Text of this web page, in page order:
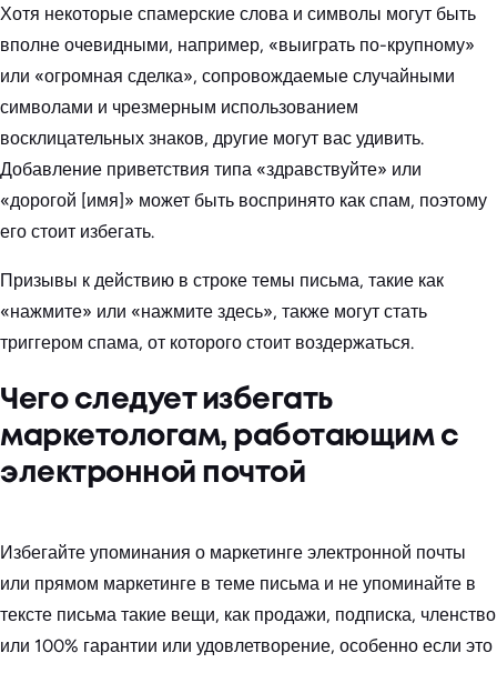
Хотя некоторые спамерские слова и символы могут быть
вполне очевидными, например, «выиграть по-крупному»
или «огромная сделка», сопровождаемые случайными
символами и чрезмерным использованием
восклицательных знаков, другие могут вас удивить.
Добавление приветствия типа «здравствуйте» или
«дорогой [имя]» может быть воспринято как спам, поэтому
его стоит избегать.
Призывы к действию в строке темы письма, такие как
«нажмите» или «нажмите здесь», также могут стать
триггером спама, от которого стоит воздержаться.
Чего следует избегать
маркетологам, работающим с
электронной почтой
Избегайте упоминания о маркетинге электронной почты
или прямом маркетинге в теме письма и не упоминайте в
тексте письма такие вещи, как продажи, подписка, членство
или 100% гарантии или удовлетворение, особенно если это